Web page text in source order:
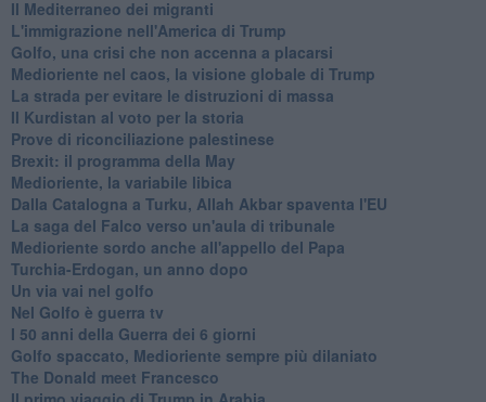
Il Mediterraneo dei migranti
L'immigrazione nell'America di Trump
Golfo, una crisi che non accenna a placarsi
Medioriente nel caos, la visione globale di Trump
La strada per evitare le distruzioni di massa
Il Kurdistan al voto per la storia
Prove di riconciliazione palestinese
Brexit: il programma della May
Medioriente, la variabile libica
Dalla Catalogna a Turku, Allah Akbar spaventa l'EU
La saga del Falco verso un'aula di tribunale
Medioriente sordo anche all'appello del Papa
Turchia-Erdogan, un anno dopo
Un via vai nel golfo
Nel Golfo è guerra tv
I 50 anni della Guerra dei 6 giorni
Golfo spaccato, Medioriente sempre più dilaniato
The Donald meet Francesco